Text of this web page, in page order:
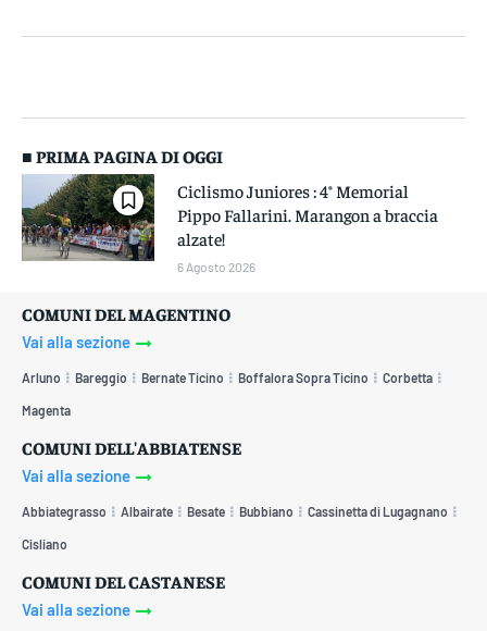
■ PRIMA PAGINA DI OGGI
Ciclismo Juniores : 4° Memorial
Pippo Fallarini. Marangon a braccia
alzate!
6 Agosto 2026
COMUNI DEL MAGENTINO
Vai alla sezione
Arluno Bareggio Bernate Ticino Boffalora Sopra Ticino Corbetta
Magenta
COMUNI DELL'ABBIATENSE
Vai alla sezione
Abbiategrasso Albairate Besate Bubbiano Cassinetta di Lugagnano
Cisliano
COMUNI DEL CASTANESE
Vai alla sezione